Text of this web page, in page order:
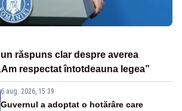
un răspuns clar despre averea
respectat întotdeauna legea”
6 aug. 2026, 15:39
Guvernul a adoptat o hotărâre care